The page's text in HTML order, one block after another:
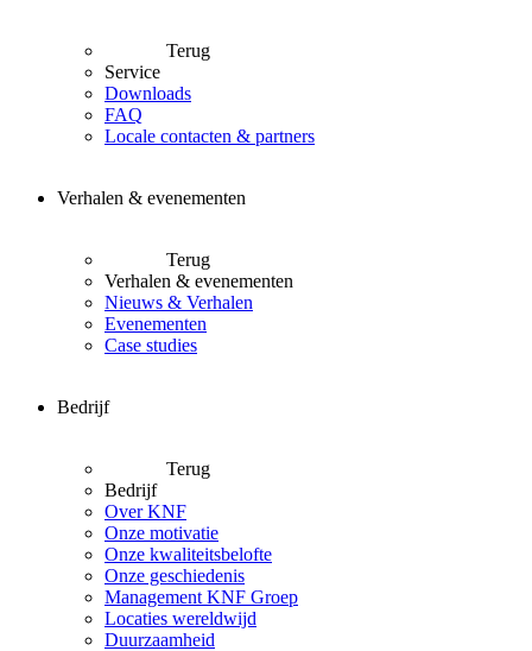
Terug
Service
Downloads
FAQ
Locale contacten & partners
Verhalen & evenementen
Terug
Verhalen & evenementen
Nieuws & Verhalen
Evenementen
Case studies
Bedrijf
Terug
Bedrijf
Over KNF
Onze motivatie
Onze kwaliteitsbelofte
Onze geschiedenis
Management KNF Groep
Locaties wereldwijd
Duurzaamheid